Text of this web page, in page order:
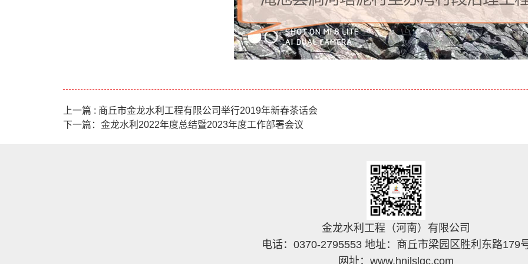
上一篇 : 商丘市金龙水利工程有限公司举行2019年新春茶话会
下一篇：金龙水利2022年度总结暨2023年度工作部署会议
金龙水利工程（河南）有限公司
电话：0370-2795553 地址：商丘市梁园区胜利东路179
网址：www.hnjlslgc.com